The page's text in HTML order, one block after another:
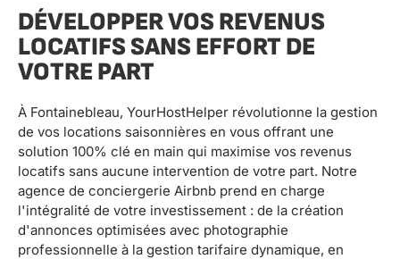
DÉVELOPPER VOS REVENUS
LOCATIFS SANS EFFORT DE
VOTRE PART
À Fontainebleau, YourHostHelper révolutionne la gestion
de vos locations saisonnières en vous offrant une
solution 100% clé en main qui maximise vos revenus
locatifs sans aucune intervention de votre part. Notre
agence de conciergerie Airbnb prend en charge
l'intégralité de votre investissement : de la création
d'annonces optimisées avec photographie
professionnelle à la gestion tarifaire dynamique, en